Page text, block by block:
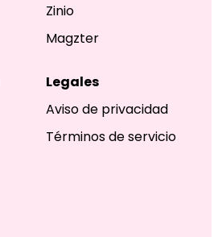
Zinio
Magzter
Legales
Aviso de privacidad
Términos de servicio